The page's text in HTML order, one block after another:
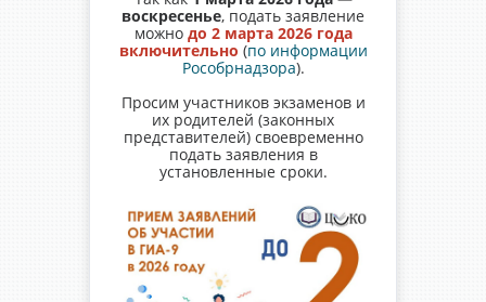
воскресенье, подать заявление
можно до 2 марта 2026 года
включительно (по информации
Рособрнадзора).
Просим участников экзаменов и
их родителей (законных
представителей) своевременно
подать заявления в
установленные сроки.